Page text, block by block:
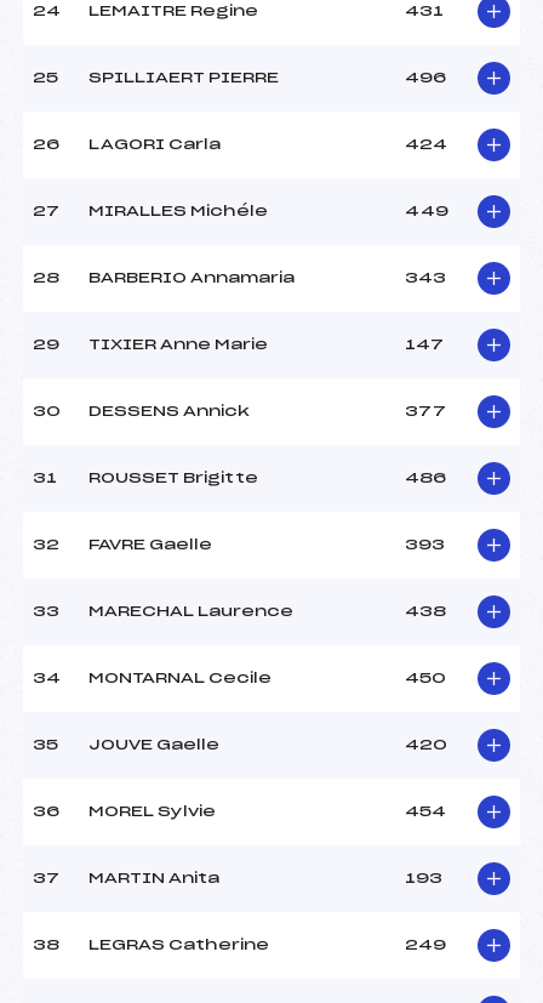
24 LEMAITRE Regine 431
25 SPILLIAERT PIERRE 496
26 LAGORI Carla 424
27 MIRALLES Michéle 449
28 BARBERIO Annamaria 343
29 TIXIER Anne Marie 147
30 DESSENS Annick 377
31 ROUSSET Brigitte 486
32 FAVRE Gaelle 393
33 MARECHAL Laurence 438
34 MONTARNAL Cecile 450
35 JOUVE Gaelle 420
36 MOREL Sylvie 454
37 MARTIN Anita 193
38 LEGRAS Catherine 249